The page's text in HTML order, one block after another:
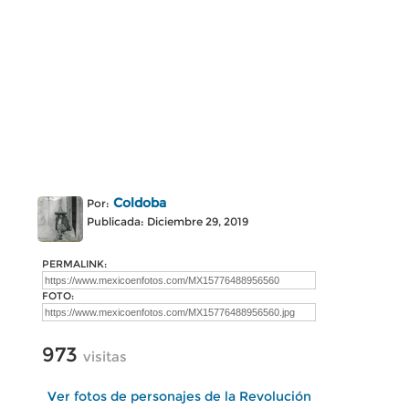
Por: Coldoba
Publicada: Diciembre 29, 2019
PERMALINK:
FOTO:
973 visitas
Ver fotos de personajes de la Revolución